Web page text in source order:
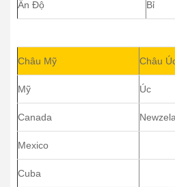
Ấn Độ Bỉ
Châu Mỹ Châu
Mỹ Úc
Canada
Mexico
Cuba